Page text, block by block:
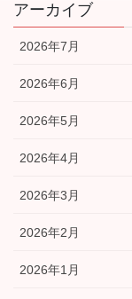
アーカイブ
2026年7月
2026年6月
2026年5月
2026年4月
2026年3月
2026年2月
2026年1月